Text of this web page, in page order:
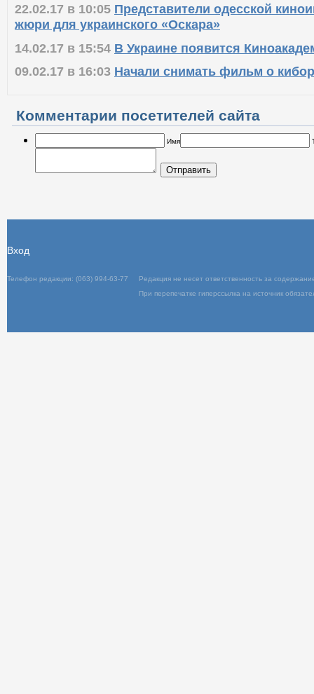
22.02.17 в 10:05 Представители одесской
жюри для украинского «Оскара»
14.02.17 в 15:54 В Украине появится
09.02.17 в 16:03 Начали снимать фильм о
Комментарии посетителей сайта
Имя
Отправить
Телефон редакции: (063) 994-63-77
При